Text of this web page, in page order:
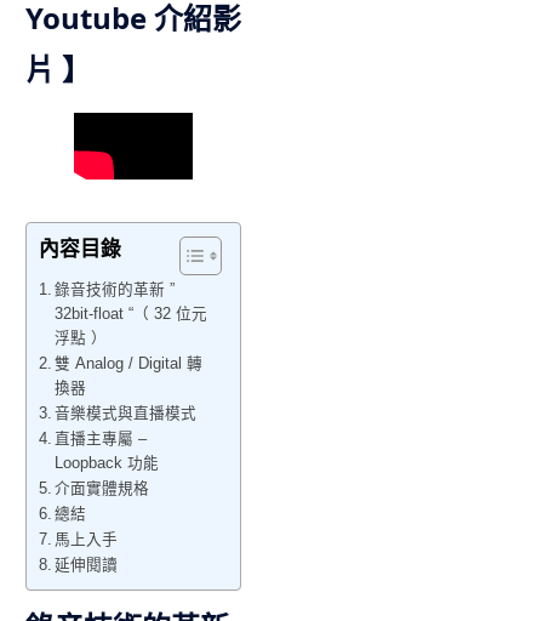
Youtube 介紹影
片 】
內容目錄
錄音技術的革新 ”
32bit-float “（ 32 位元
浮點 ）
雙 Analog / Digital 轉
換器
音樂模式與直播模式
直播主專屬 –
Loopback 功能
介面實體規格
總結
馬上入手
延伸閱讀